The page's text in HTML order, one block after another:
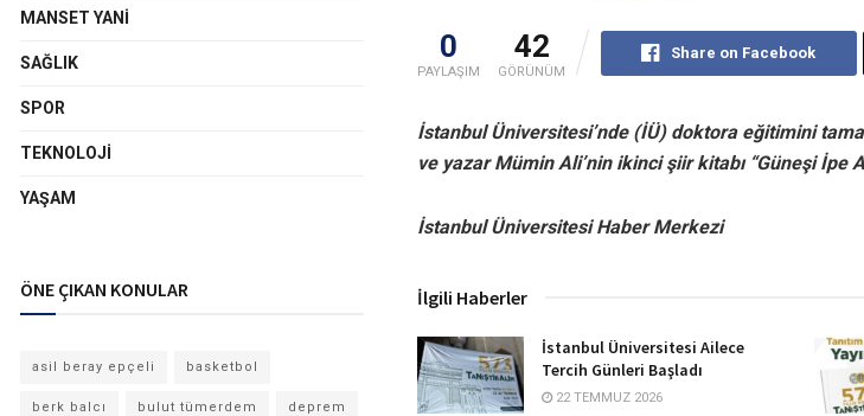
0
PAYLAŞIM
42
GÖRÜNÜM
Share on Facebook
İstanbul Üniversitesi’nde (İÜ) doktora eğitimini
ve yazar Mümin Ali’nin ikinci şiir kitabı “Güneşi İpe
İstanbul Üniversitesi Haber Merkezi
İlgili Haberler
İstanbul Üniversitesi Ailece
Tercih Günleri Başladı
22 TEMMUZ 2026
MANSET YANI
SAĞLIK
SPOR
TEKNOLOJI
YAŞAM
ÖNE ÇIKAN KONULAR
asil beray epçeli basketbol
berk balcı bulut tümerdem deprem